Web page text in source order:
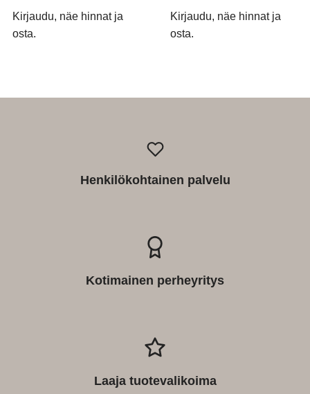
Kirjaudu, näe hinnat ja
osta.
Kirjaudu, näe hinnat ja
osta.
Henkilökohtainen palvelu
Kotimainen perheyritys
Laaja tuotevalikoima